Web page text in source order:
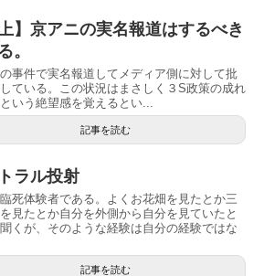
上】京アニの実名報道はするべき
。
事件で実名報道してメディア側に対して批
ている。この状況はまさしく３S政策の成れ
いう絶望感を覚えるとい...
記事を読む
ラル投射
死体験者である。よくお花畑を見たとか三
見たとか自分を外側から自分を見ていたと
くが、そのような経験は自分の経験ではな
記事を読む